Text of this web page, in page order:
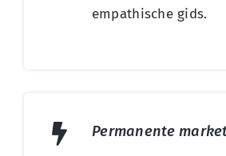
empathische gids.
Permanente